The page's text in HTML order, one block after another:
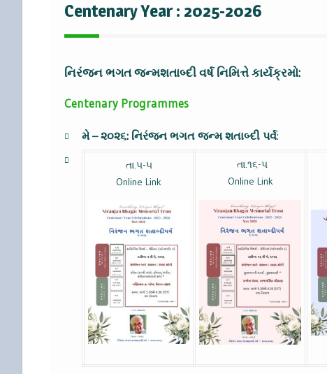
Centenary Year : 2025-2026
નિરંજન ભગત જન્મશતાબ્દી વર્ષ નિમિત્તે કાર્યક્રમો:
Centenary Programmes
મે – ૨૦૨૬: નિરંજન ભગત જન્મ શતાબ્દી પર્વ:
તા.૫-૫
Online Link
તા.૧૬-૫
Online Link